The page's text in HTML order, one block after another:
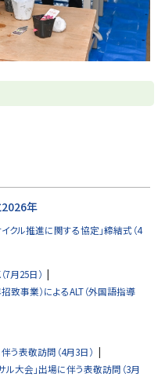
2026年
クル推進に関する協定」締結式（4
7月25日）
致事業）によるALT（外国語指導
う表敬訪問（4月3日）
ル大会」出場に伴う表敬訪問（3月